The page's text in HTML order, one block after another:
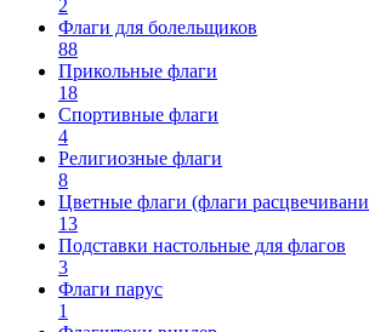
2
Флаги для болельщиков
88
Прикольные флаги
18
Спортивные флаги
4
Религиозные флаги
8
Цветные флаги (флаги
13
Подставки настольные для флагов
3
Флаги парус
1